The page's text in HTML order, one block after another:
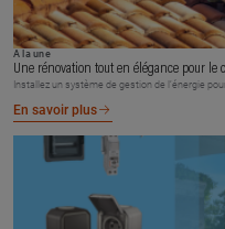
À la une
Une rénovation tout en élégance pour le
Installez un système de gestion de l’énergie
En savoir plus